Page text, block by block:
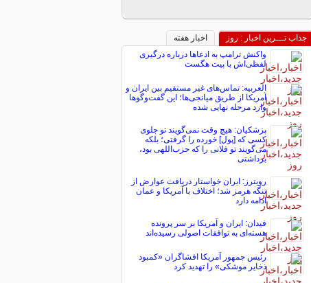
جذاب تـــرین اخبار : روز
اخبار هفته
واکنش ترامپ به ادعاها درباره درگیری
لفظی‌اش با پیت هگست
العربیه: تماس‌های غیر مستقیم بین ایران و
آمریکا از طریق میانجی‌ها؛ این گفت‌و‌گو‌ها
وارد مرحله نهایی شده
پزشکیان: هیچ وقت نمی‌گویند تو جلوی
کسی که [پول] خورده را گرفتی؛ بلکه
می‌گویند تو فلانی را که حزب‌اللهی بود،
برداشتی
رویترز: ایران خواستار دریافت عوارض از
تنگه هرمز شد؛ اختلاف با آمریکا و عمان
ادامه دارد
فیدان: ایران و آمریکا بر سر پرونده
هسته‌ای به توافقات اصولی رسیده‌اند
رئیس جمهور آمریکا افشاگران «کمبود
ذخایر موشکی» را تهدید کرد